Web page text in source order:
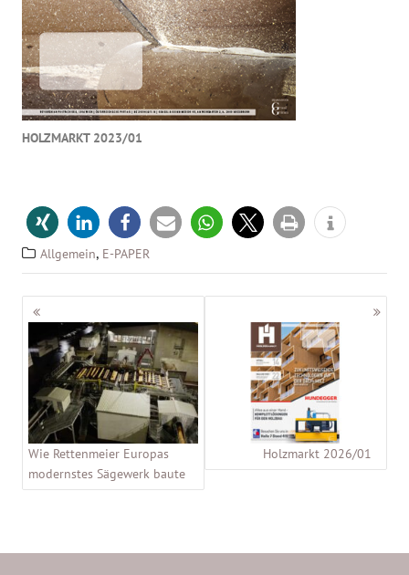
HOLZMARKT 2023/01
Allgemein, E-PAPER
Beitragsnavigation
Wie Rettenmeier Europas
modernstes Sägewerk baute
Holzmarkt 2026/01